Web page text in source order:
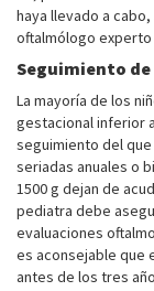
haya llevado a
oftalmólogo experto
Seguimiento
La mayoría de los
gestacional inferior
seguimiento del
seriadas anuales o
1500 g dejan de
pediatra debe
evaluaciones
es aconsejable que
antes de los tres